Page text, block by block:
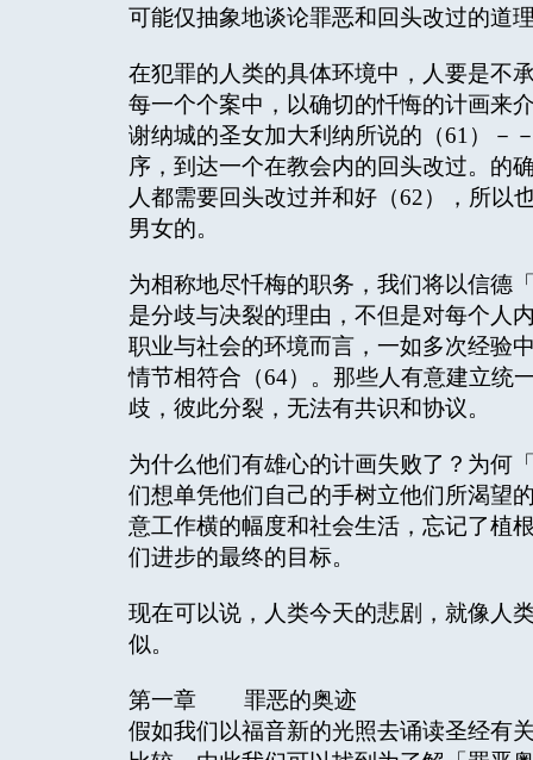
可能仅抽象地谈论罪恶和回头改过的道
在犯罪的人类的具体环境中，人要是不
每一个个案中，以确切的忏悔的计画来
谢纳城的圣女加大利纳所说的（61）－
序，到达一个在教会内的回头改过。的
人都需要回头改过并和好（62），所以
男女的。
为相称地尽忏梅的职务，我们将以信德
是分歧与决裂的理由，不但是对每个人
职业与社会的环境而言，一如多次经验
情节相符合（64）。那些人有意建立统
歧，彼此分裂，无法有共识和协议。
为什么他们有雄心的计画失败了？为何
们想单凭他们自己的手树立他们所渴望
意工作横的幅度和社会生活，忘记了植
们进步的最终的目标。
现在可以说，人类今天的悲剧，就像人
似。
第一章 罪恶的奥迹
假如我们以福音新的光照去诵读圣经有